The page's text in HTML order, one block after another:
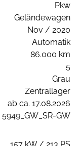
Pkw
Geländewagen
Nov / 2020
Automatik
86.000 km
5
Grau
Zentrallager
ab ca. 17.08.2026
5949_GW_SR-GW